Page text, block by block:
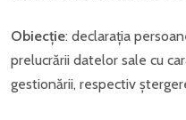
Obiecție: declarația
prelucrării datelor sale cu
gestionării, respectiv